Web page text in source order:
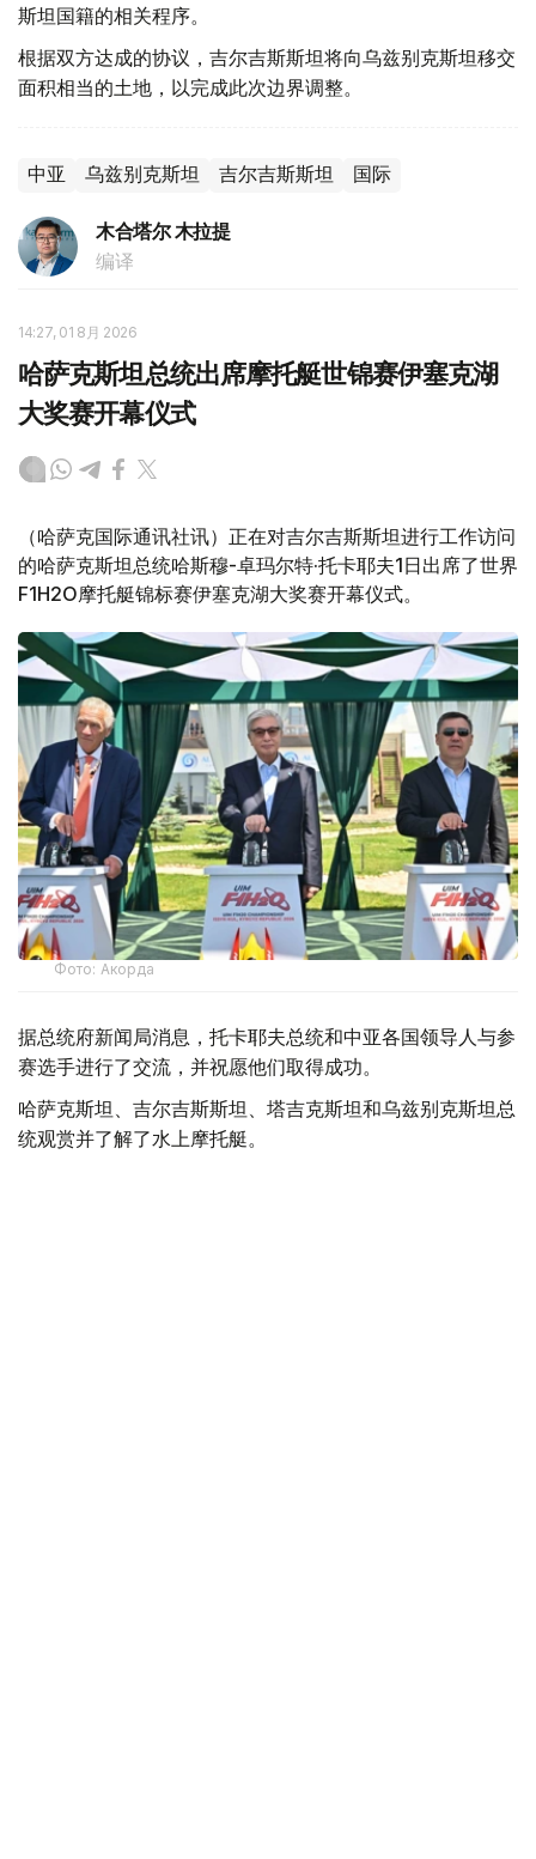
斯坦国籍的相关程序。
根据双方达成的协议，吉尔吉斯斯坦将向乌兹别克斯坦移交
面积相当的土地，以完成此次边界调整。
中亚 乌兹别克斯坦 吉尔吉斯斯坦 国际
木合塔尔 木拉提
编译
14:27, 01 8月 2026
哈萨克斯坦总统出席摩托艇世锦赛伊塞克湖
大奖赛开幕仪式
（哈萨克国际通讯社讯）正在对吉尔吉斯斯坦进行工作访问
的哈萨克斯坦总统哈斯穆-卓玛尔特·托卡耶夫1日出席了世界
F1H2O摩托艇锦标赛伊塞克湖大奖赛开幕仪式。
Фото: Акорда
据总统府新闻局消息，托卡耶夫总统和中亚各国领导人与参
赛选手进行了交流，并祝愿他们取得成功。
哈萨克斯坦、吉尔吉斯斯坦、塔吉克斯坦和乌兹别克斯坦总
统观赏并了解了水上摩托艇。